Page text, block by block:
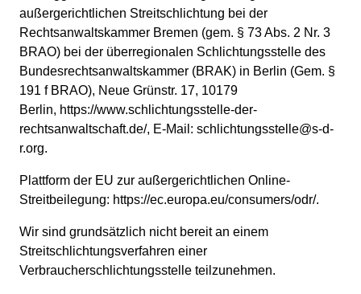
außergerichtlichen Streitschlichtung bei der
Rechtsanwaltskammer Bremen (gem. § 73 Abs. 2 Nr. 3
BRAO) bei der überregionalen Schlichtungsstelle des
Bundesrechtsanwaltskammer (BRAK) in Berlin (Gem. §
191 f BRAO), Neue Grünstr. 17, 10179
Berlin, https://www.schlichtungsstelle-der-
rechtsanwaltschaft.de/, E-Mail: schlichtungsstelle@s-d-
r.org.
Plattform der EU zur außergerichtlichen Online-
Streitbeilegung: https://ec.europa.eu/consumers/odr/.
Wir sind grundsätzlich nicht bereit an einem
Streitschlichtungsverfahren einer
Verbraucherschlichtungsstelle teilzunehmen.